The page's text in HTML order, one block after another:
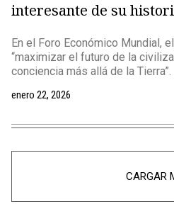
interesante de su
En el Foro Económico Mundial,
“maximizar el futuro de la
conciencia más allá de la Tierra”.
enero 22, 2026
CARGAR